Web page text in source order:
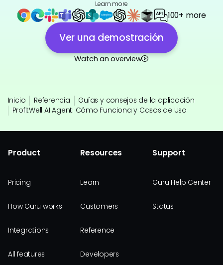
Learn more
100+ more
Ver una demostración
Watch an overview
Inicio Referencia
Guías y consejos de la aplicación
ProfitWell AI Agent: Cómo Funciona y Casos de Uso
Product
Pricing
How Guru works
Integrations
All features
Resources
Learn
Customers
Reference
Developers
Support
Guru Help Center
Status